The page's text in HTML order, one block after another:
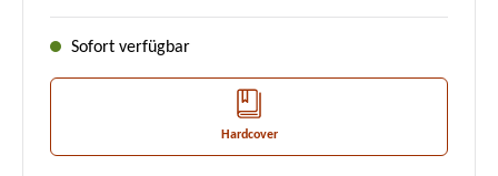
Sofort verfügbar
Hardcover